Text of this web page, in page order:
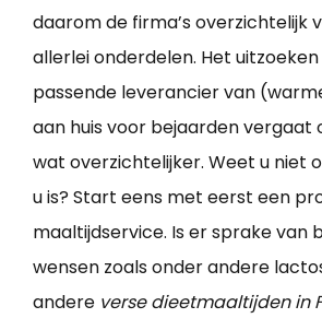
daarom de firma’s overzichtelijk
allerlei onderdelen. Het
passende leverancier van
aan huis voor bejaarden vergaat
wat overzichtelijker. Weet u niet
u is? Start eens met eerst een
maaltijdservice. Is er sprake van
wensen zoals onder andere
andere verse dieetmaaltijden in